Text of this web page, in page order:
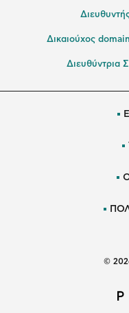
Δικαιούχος
Διευθύντρια
©